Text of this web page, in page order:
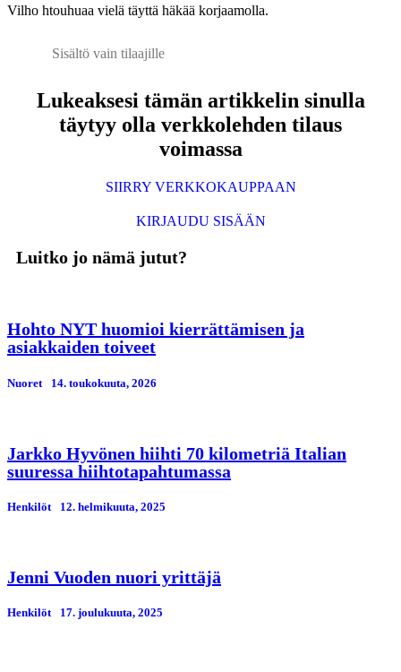
Vilho htouhuaa vielä täyttä häkää korjaamolla.
Sisältö vain tilaajille
Lukeaksesi tämän artikkelin sinulla
täytyy olla verkkolehden tilaus
voimassa
SIIRRY VERKKOKAUPPAAN
KIRJAUDU SISÄÄN
Luitko jo nämä jutut?
Hohto NYT huomioi kierrättämisen ja
asiakkaiden toiveet
Nuoret 14. toukokuuta, 2026
Jarkko Hyvönen hiihti 70 kilometriä Italian
suuressa hiihtotapahtumassa
Henkilöt 12. helmikuuta, 2025
Jenni Vuoden nuori yrittäjä
Henkilöt 17. јoulukuuta, 2025